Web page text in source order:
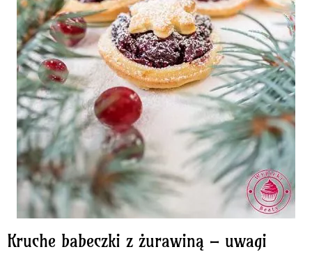
Kruche babeczki z żurawiną – uwagi